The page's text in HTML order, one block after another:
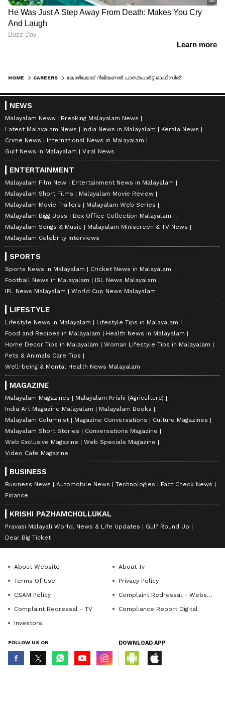
HOME CAREERS
NEWS
Malayalam News
Breaking Malayalam News
Latest Malayalam News
India News in Malayalam
Kerala News
Crime News
International News in Malayalam
Gulf News in Malayalam
Viral News
ENTERTAINMENT
Malayalam Film New
Entertainment News in Malayalam
Malayalam Short Films
Malayalam Movie Review
Malayalam Movie Trailers
Malayalam Web Series
Malayalam Bigg Boss
Box Office Collection Malayalam
Malayalam Songs & Music
Malayalam Miniscreen & TV News
Malayalam Celebrity Interviews
SPORTS
Sports News in Malayalam
Cricket News in Malayalam
Football News in Malayalam
ISL News Malayalam
IPL News Malayalam
World Cup News Malayalam
LIFESTYLE
Lifestyle News in Malayalam
Lifestyle Tips in Malayalam
Food and Recipes in Malayalam
Health News in Malayalam
Home Decor Tips in Malayalam
Woman Lifestyle Tips in Malayalam
Pets & Animals Care Tips
Well-being & Mental Health News Malayalam
MAGAZINE
Malayalam Magazines
Malayalam Krishi (Agriculture)
India Art Magazine Malayalam
Malayalam Books
Malayalam Columnist
Magazine Conversations
Culture Magazines
Malayalam Short Stories
Conversations Magazine
Web Exclusive Magazine
Web Specials Magazine
Video Cafe Magazine
BUSINESS
Business News Automobile News Technologies
Fact Check News
Finance
KRISHI PAZHAMCHOLLUKAL
Pravasi Malayali World, News & Life Updates
Gulf Round Up
Dear Big Ticket
About Website
About Tv
Terms Of Use
Privacy Policy
CSAM Policy
Complaint Redressal - Website
Complaint Redressal - TV
Compliance Report Digital
Investors
FOLLOW US ON DOWNLOAD APP